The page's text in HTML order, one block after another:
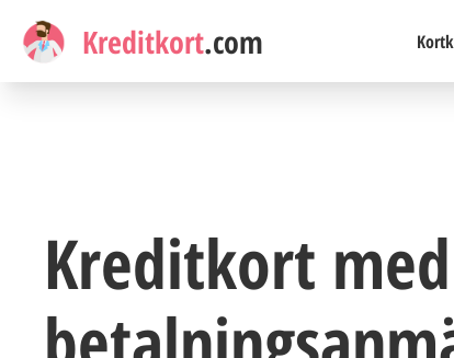
Kreditkort.com
Kreditkort med